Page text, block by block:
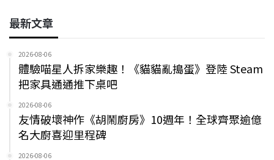
最新文章
2026-08-06
體驗喵星人拆家樂趣！《貓貓亂搗蛋》登陸 Steam
把家具通通推下桌吧
2026-08-06
友情破壞神作《胡鬧廚房》10週年！全球齊聚逾億
名大廚喜迎里程碑
2026-08-06